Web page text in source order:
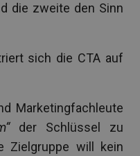
die zweite den Sinn
sich die CTA auf
Marketingfachleute
der Schlüssel zu
Zielgruppe will kein